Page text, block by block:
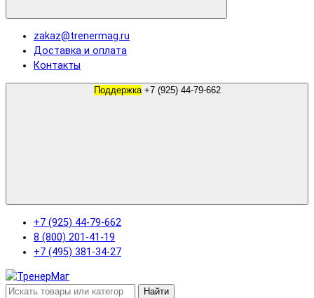
zakaz@trenermag.ru
Доставка и оплата
Контакты
Поддержка +7 (925) 44-79-662
+7 (925) 44-79-662
8 (800) 201-41-19
+7 (495) 381-34-27
Найти